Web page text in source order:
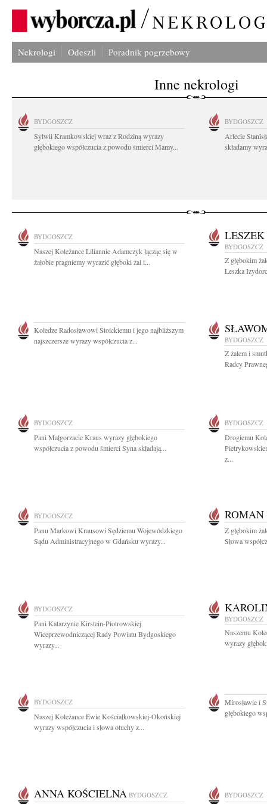
Nekrologi Odeszli Poradnik pogrzebowy
Inne nekrologi
BYDGOSZCZ
Sylwii Kramkowskiej wraz z Rodziną wyrazy
głębokiego współczucia z powodu śmierci Mamy...
BYDGOSZCZ
Arlecie
składamy
BYDGOSZCZ
Naszej Koleżance Liliannie Adamczyk łącząc się w
żałobie pragniemy wyrazić głęboki żal i...
BYDGOSZCZ
Z głębokim
Leszka
Koledze Radosławowi Stoickiemu i jego najbliższym
najszczersze wyrazy współczucia z...
BYDGOSZCZ
Z żalem i
Radcy
BYDGOSZCZ
Pani Małgorzacie Kraus wyrazy głębokiego
współczucia z powodu śmierci Syna składają...
BYDGOSZCZ
Drogiemu
z...
BYDGOSZCZ
Panu Markowi Krausowi Sędziemu Wojewódzkiego
Sądu Administracyjnego w Gdańsku wyrazy...
Z głębokim
Słowa
BYDGOSZCZ
Pani Katarzynie Kirstein-Piotrowskiej
Wiceprzewodniczącej Rady Powiatu Bydgoskiego
wyrazy...
BYDGOSZCZ
Naszemu
wyrazy
BYDGOSZCZ
Naszej Koleżance Ewie Kościałkowskiej-Okońskiej
wyrazy współczucia i słowa otuchy z...
Mirosławie i
głębokiego
ANNA KOŚCIELNA BYDGOSZCZ BYDGOSZCZ